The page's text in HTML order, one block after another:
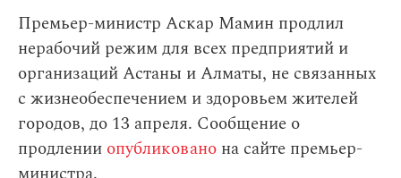
Премьер-министр Аскар Мамин продлил
нерабочий режим для всех предприятий и
организаций Астаны и Алматы, не связанных
с жизнеобеспечением и здоровьем жителей
городов, до 13 апреля. Сообщение о
продлении опубликовано на сайте премьер-